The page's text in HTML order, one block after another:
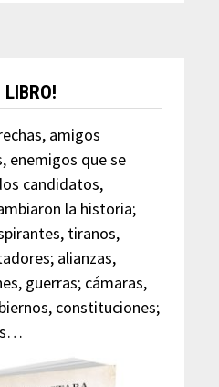
LIBRO!
amigos
enemigos que se
candidatos,
la historia;
tiranos,
alianzas,
guerras; cámaras,
constituciones;